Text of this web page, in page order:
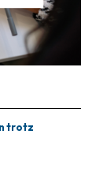
trotz